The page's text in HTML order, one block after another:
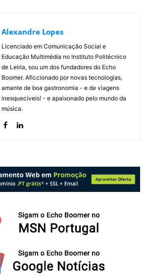
Alexandre Lopes
Licenciado em Comunicação Social e
Educação Multimédia no Instituto Politécnico
de Leiria, sou um dos fundadores do Echo
Boomer. Aficcionado por novas tecnologias,
amante de boa gastronomia - e de viagens
inesquecíveis! - e apaixonado pelo mundo da
música.